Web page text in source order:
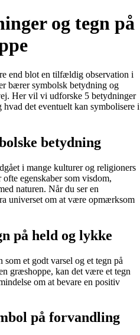
og tegn på
end blot en tilfældig observation i
bærer symbolsk betydning og
Her vil vi udforske 5 betydninger
det eventuelt kan symbolisere i
betydning
i mange kulturer og religioners
egenskaber som visdom,
naturen. Når du ser en
universet om at være opmærksom
på held og lykke
et godt varsel og et tegn på
græshoppe, kan det være et tegn
om at bevare en positiv
på forvandling